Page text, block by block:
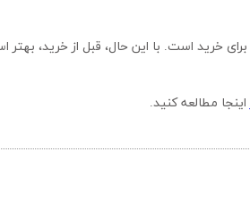
اینجا مطالعه کنید.